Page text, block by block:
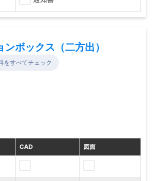
ンボックス（二方出）
をすべてチェック
CAD 図面